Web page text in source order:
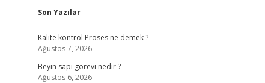
Sidebar
Son Yazılar
Kalite kontrol Proses ne demek ?
Ağustos 7, 2026
Beyin sapı görevi nedir ?
Ağustos 6, 2026